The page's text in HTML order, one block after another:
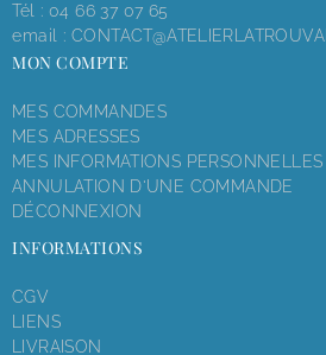
Tél : 04 66 37 07 65
email :
MON COMPTE
MES COMMANDES
MES ADRESSES
MES INFORMATIONS PERSONNELLES
ANNULATION D'UNE COMMANDE
DÉCONNEXION
INFORMATIONS
CGV
LIENS
LIVRAISON